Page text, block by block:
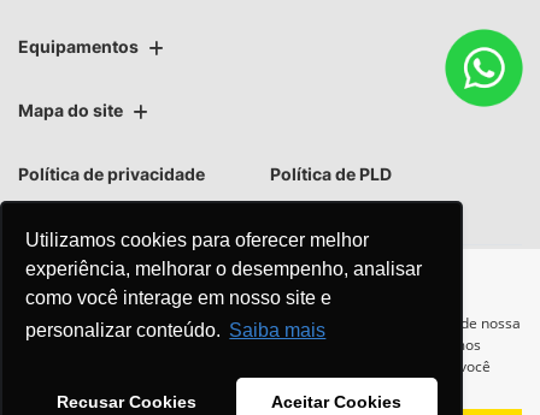
Utilizamos cookies para oferecer melhor
experiência, melhorar o desempenho, analisar
como você interage em nosso site e
personalizar conteúdo. Saiba mais
Recusar Cookies Aceitar Cookies
Equipamentos
Mapa do site
Política de privacidade Política de PLD
No trânsito, enxergar o outro salva
Para otimizar sua experiência durante a navegação, fazemos uso de nossa
política de cookies e para proteger seus dados pessoais respeitamos
. Ao seguir com a navegação e visita você